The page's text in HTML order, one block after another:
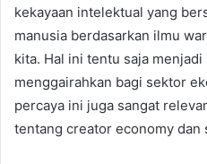
kekayaan intelektual yang
manusia berdasarkan ilmu
kita. Hal ini tentu saja
menggairahkan bagi sektor
percaya ini juga sangat
tentang creator economy dan